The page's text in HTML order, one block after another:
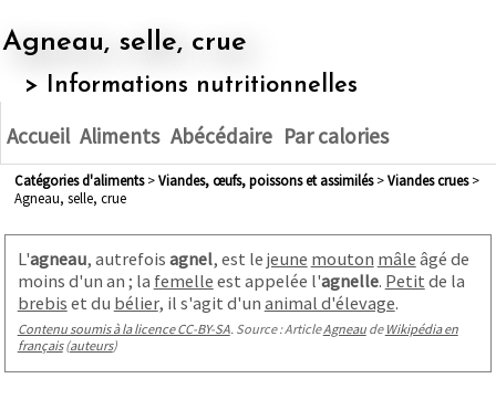
Agneau, selle, crue
> Informations nutritionnelles
Accueil Aliments Abécédaire Par calories
Catégories d'aliments> viandes, œufs, poissons et assimilés> viandes crues>
Agneau, selle, crue
L'agneau, autrefois agnel, est le jeune mouton mâle âgé de
moins d'un an ; la femelle est appelée l'agnelle. Petit de la
brebis et du bélier, il s'agit d'un animal d'élevage.
Contenu soumis à la licence CC-BY-SA. Source : ArticleAgneaude Wikipédia en
français(auteurs)